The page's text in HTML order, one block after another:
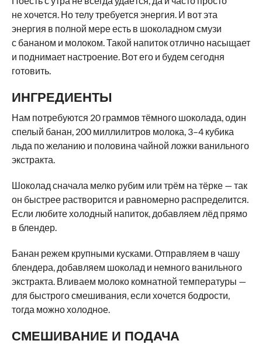
не хочется. Но телу требуется энергия. И вот эта
энергия в полной мере есть в шоколадном смузи
с бананом и молоком. Такой напиток отлично насыщает
и поднимает настроение. Вот его и будем сегодня
готовить.
ИНГРЕДИЕНТЫ
Нам потребуются 20 граммов тёмного шоколада, один
спелый банан, 200 миллилитров молока, 3–4 кубика
льда по желанию и половина чайной ложки ванильного
экстракта.
Шоколад сначала мелко рубим или трём на тёрке — так
он быстрее растворится и равномерно распределится.
Если любите холодный напиток, добавляем лёд прямо
в блендер.
Банан режем крупными кусками. Отправляем в чашу
блендера, добавляем шоколад и немного ванильного
экстракта. Вливаем молоко комнатной температуры —
для быстрого смешивания, если хочется бодрости,
тогда можно холодное.
СМЕШИВАНИЕ И ПОДАЧА